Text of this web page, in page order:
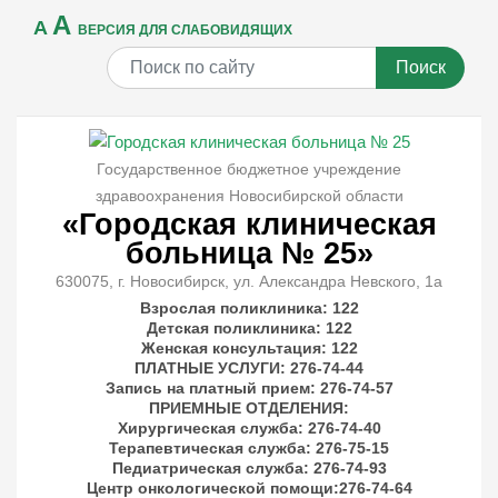
A A ВЕРСИЯ ДЛЯ СЛАБОВИДЯЩИХ
Поиск
Государственное бюджетное учреждение
здравоохранения Новосибирской области
«Городская клиническая
больница № 25»
630075, г. Новосибирск, ул. Александра Невского, 1а
Взрослая поликлиника: 122
Детская поликлиника: 122
Женская консультация: 122
ПЛАТНЫЕ УСЛУГИ: 276-74-44
Запись на платный прием: 276-74-57
ПРИЕМНЫЕ ОТДЕЛЕНИЯ:
Хирургическая служба: 276-74-40
Терапевтическая служба: 276-75-15
Педиатрическая служба: 276-74-93
Центр онкологической помощи:276-74-64